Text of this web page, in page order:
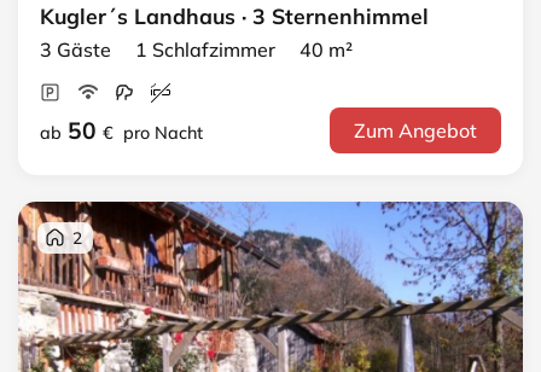
Kugler´s Landhaus · 3 Sternenhimmel
3 Gäste 1 Schlafzimmer 40 m²
ab 50 € pro Nacht Zum Angebot
2